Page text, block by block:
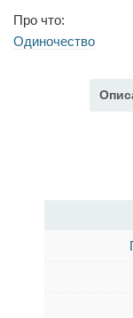
Про что:
Одиночество